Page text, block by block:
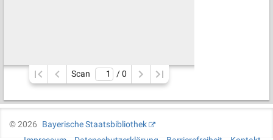
Scan / 0
©2026
Bayerische Staatsbibliothek